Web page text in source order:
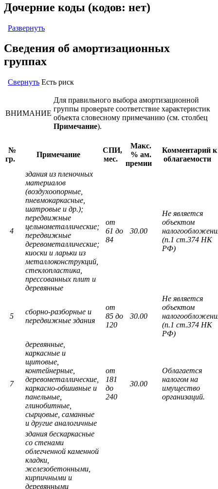
Дочерние коды (кодов: нет)
Развернуть
Сведения об амортизационных
группах
Свернуть Есть риск
ВНИМАНИЕ
Для правильного выбора амортизационной
группы проверьте соответствие характеристик
объекта словесному примечанию (см. столбец
Примечание).
№
гр.
Примечание
СПИ,
мес.
Макс.
% ам.
премии
Комментарий к
облагаемости
4
здания из пленочных
материалов
(воздухоопорные,
пневмокаркасные,
шатровые и др.);
передвижные
цельнометаллические;
передвижные
деревометаллические;
киоски и ларьки из
металлоконструкций,
стеклопластика,
прессованных плит и
деревянные
от
61 до
84
30.00
Не является
объектом
(п.1 ст.374 НК
РФ)
5
сборно-разборные и
передвижные здания
от
85 до
120
30.00
Не является
объектом
(п.1 ст.374 НК
РФ)
7
деревянные,
каркасные и
щитовые,
контейнерные,
деревометаллические,
каркасно-обшивные и
панельные,
глинобитные,
сырцовые, саманные
и другие аналогичные
от
181
до
240
30.00
Облагается
налогом на
имущество
организаций.
здания бескаркасные
со стенами
облегченной каменной
кладки,
железобетонными,
кирпичными и
деревянными